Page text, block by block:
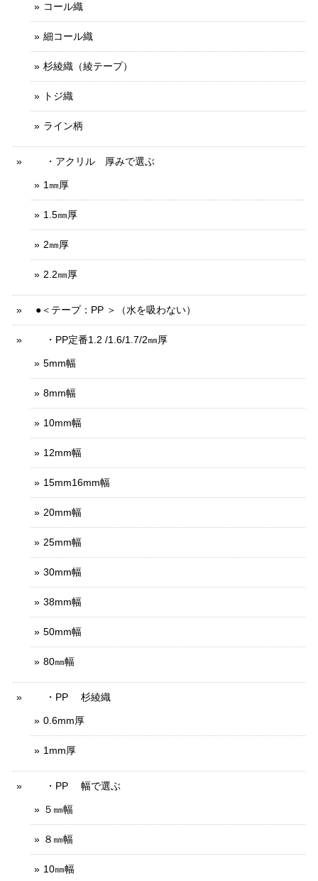
コール織
細コール織
杉綾織（綾テープ）
トジ織
ライン柄
・アクリル 厚みで選ぶ
1㎜厚
1.5㎜厚
2㎜厚
2.2㎜厚
●＜テープ：PP ＞（水を吸わない）
・PP定番1.2 /1.6/1.7/2㎜厚
5mm幅
8mm幅
10mm幅
12mm幅
15mm16mm幅
20mm幅
25mm幅
30mm幅
38mm幅
50mm幅
80㎜幅
・PP 杉綾織
0.6mm厚
1mm厚
・PP 幅で選ぶ
５㎜幅
８㎜幅
10㎜幅